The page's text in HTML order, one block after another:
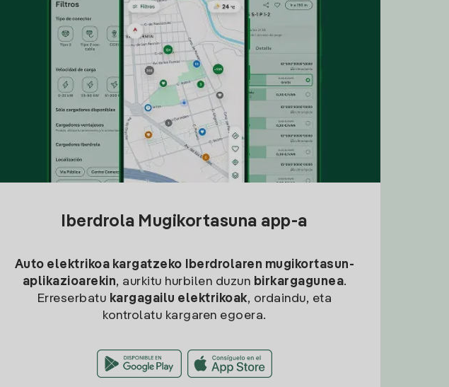
Iberdrola Mugikortasuna app-a
Auto elektrikoa kargatzeko
Iberdrolaren mugikortasun-
aplikazioarekin, aurkitu hurbilen duzun birkargagunea.
Erreserbatu kargagailu elektrikoak, ordaindu, eta
kontrolatu kargaren egoera.